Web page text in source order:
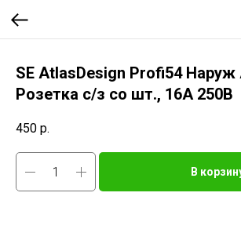
SE AtlasDesign Profi54 Наруж
Розетка с/з со шт., 16А 250B
450 р.
В